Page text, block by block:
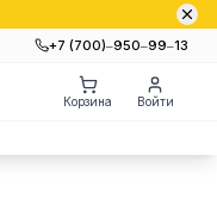
+7 (700)‒950‒99‒13
Корзина Войти